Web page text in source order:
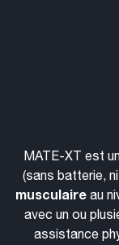
MATE-XT est
(sans batterie,
musculaire au
avec un ou
assistance